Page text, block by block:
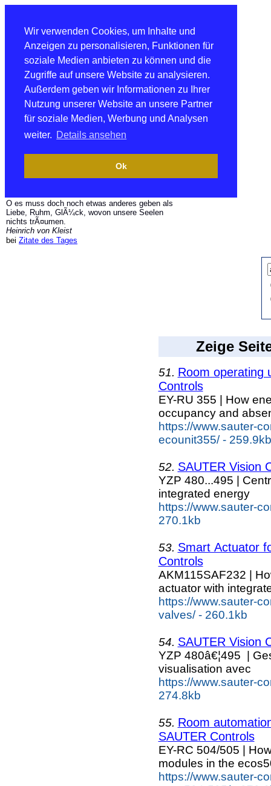
Wir verwenden Cookies, um Inhalte und
Anzeigen zu personalisieren, Funktionen für
soziale Medien anbieten zu können und die
Zugriffe auf unsere Website zu analysieren.
Außerdem geben wir Informationen zu Ihrer
Nutzung unserer Website an unsere Partner
für soziale Medien, Werbung und Analysen
weiter. Details ansehen
Ok
O es muss doch noch etwas anderes geben als
Liebe, Ruhm, GlÃ¼ck, wovon unsere Seelen
nichts trÃ¤umen.
Heinrich von Kleist
bei Zitate des Tages
Zeige
51. Room operating
Controls
EY-RU 355 | How
occupancy and
https://www.sauter-
ecounit355/ - 259.9kb
52. SAUTER Vision
YZP 480...495 |
integrated energy
https://www.sauter-
270.1kb
53. Smart Actuator
Controls
AKM115SAF232 |
actuator with
https://www.sauter-
valves/ - 260.1kb
54. SAUTER Vision
YZP 480â€¦495 |
visualisation avec
https://www.sauter-
274.8kb
55. Room
SAUTER Controls
EY-RC 504/505 |
modules in the
https://www.sauter-